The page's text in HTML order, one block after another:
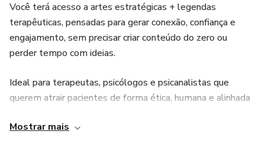
Você terá acesso a artes estratégicas + legendas
terapêuticas, pensadas para gerar conexão, confiança e
engajamento, sem precisar criar conteúdo do zero ou
perder tempo com ideias.
Ideal para terapeutas, psicólogos e psicanalistas que
querem atrair pacientes de forma ética, humana e alinhada
Mostrar mais